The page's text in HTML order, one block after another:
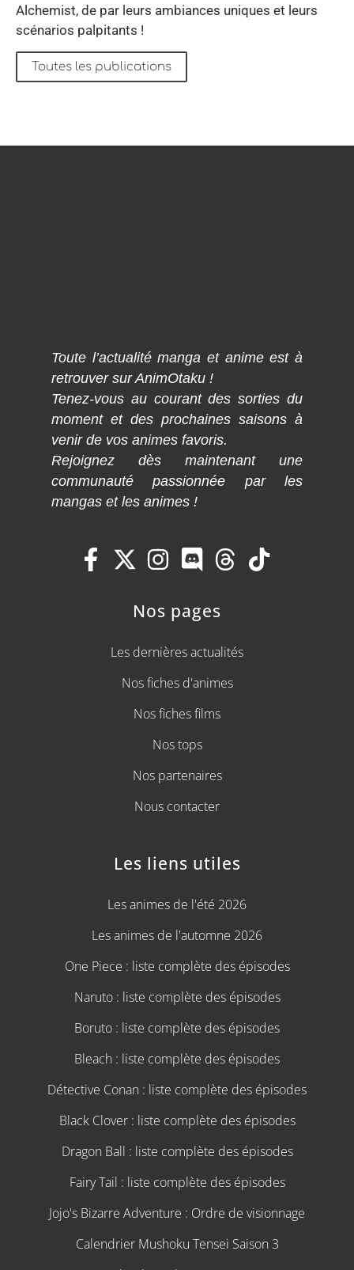
Alchemist, de par leurs ambiances uniques et leurs
scénarios palpitants !
Toutes les publications
Toute l’actualité manga et anime est à
retrouver sur AnimOtaku !
Tenez-vous au courant des sorties du
moment et des prochaines saisons à
venir de vos animes favoris.
Rejoignez dès maintenant une
communauté passionnée par les
mangas et les animes !
Nos pages
Les dernières actualités
Nos fiches d'animes
Nos fiches films
Nos tops
Nos partenaires
Nous contacter
Les liens utiles
Les animes de l'été 2026
Les animes de l'automne 2026
One Piece : liste complète des épisodes
Naruto : liste complète des épisodes
Boruto : liste complète des épisodes
Bleach : liste complète des épisodes
Détective Conan : liste complète des épisodes
Black Clover : liste complète des épisodes
Dragon Ball : liste complète des épisodes
Fairy Tail : liste complète des épisodes
Jojo's Bizarre Adventure : Ordre de visionnage
Calendrier Mushoku Tensei Saison 3